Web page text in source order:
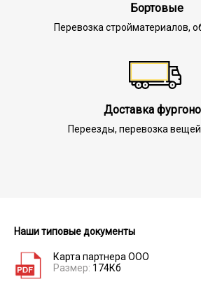
Бортовые
Перевозка стройматериалов,
Доставка
Переезды, перевозка
Наши типовые документы
Карта партнера ООО
Размер: 174Кб